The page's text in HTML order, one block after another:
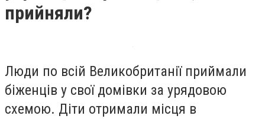
прийняли?
Люди по всій Великобританії приймали
біженців у свої домівки за урядовою
схемою. Діти отримали місця в